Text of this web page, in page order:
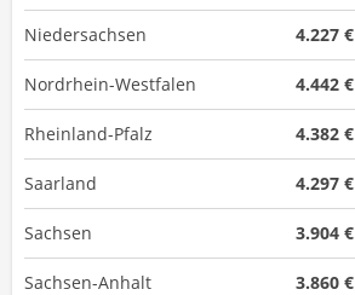
Niedersachsen 4.227 €
Nordrhein-Westfalen 4.442 €
Rheinland-Pfalz 4.382 €
Saarland 4.297 €
Sachsen 3.904 €
Sachsen-Anhalt 3.860 €